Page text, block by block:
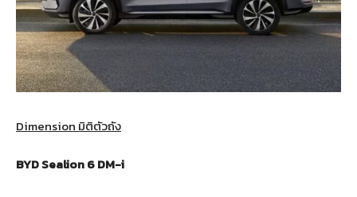
Dimension มิติตัวถัง
BYD Sealion 6 DM-i